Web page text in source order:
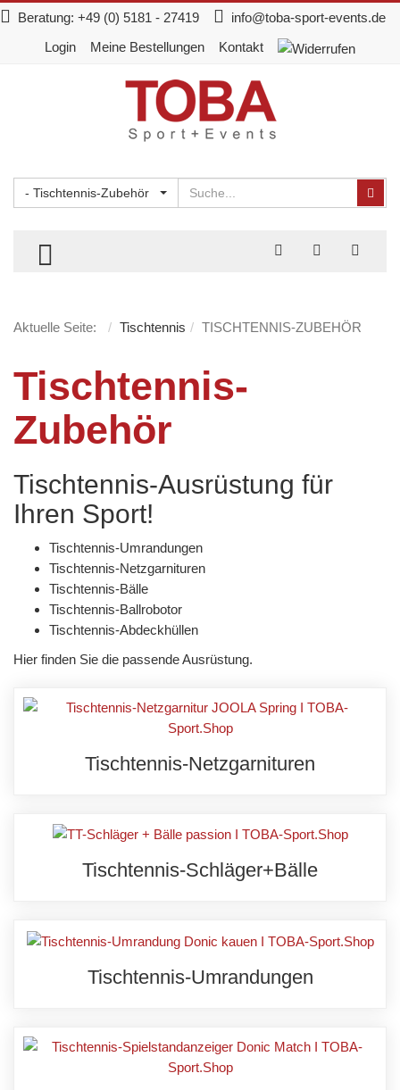
Beratung: +49 (0) 5181 - 27419
info@toba-sport-events.de
Login
Meine Bestellungen Kontakt
- Tischtennis-Zubehör Suchen
TOGGLE MENU
Aktuelle Seite: Tischtennis TISCHTENNIS-ZUBEHÖR
Tischtennis-
Zubehör
Tischtennis-Ausrüstung für
Ihren Sport!
Tischtennis-Umrandungen
Tischtennis-Netzgarnituren
Tischtennis-Bälle
Tischtennis-Ballrobotor
Tischtennis-Abdeckhüllen
Hier finden Sie die passende Ausrüstung.
Tischtennis-Netzgarnituren
Tischtennis-Schläger+Bälle
Tischtennis-Umrandungen